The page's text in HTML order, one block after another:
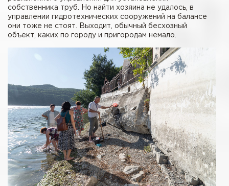
собственника труб. Но найти хозяина не удалось, в
управлении гидротехнических сооружений на балансе
они тоже не стоят. Выходит, обычный бесхозный
объект, каких по городу и пригородам немало.